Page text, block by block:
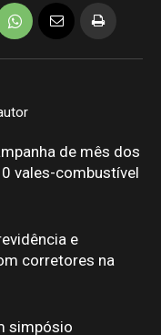
de mês dos
vales-combustível
e
corretores na
simpósio